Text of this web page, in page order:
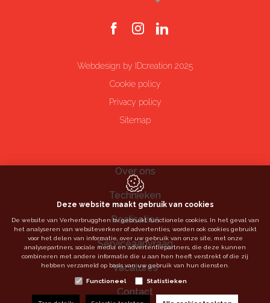
Webdesign by IDcreation 2025
Cookie policy
Privacy policy
Sitemap
Over ons
Technieken
Realisaties
Serviceaanvraag
Vacatures
Contact
Deze website maakt gebruik van cookies
De website van Verherbrugghen bv gebruikt functionele cookies. In het geval van
het analyseren van websiteverkeer of advertenties, worden ook cookies gebruikt
voor het delen van informatie, over uw gebruik van onze site, met onze
analysepartners, sociale media en advertentiepartners, die deze kunnen
combineren met andere informatie die u aan hen heeft verstrekt of die zij
hebben verzameld op basis van uw gebruik van hun diensten.
Functioneel Statistieken